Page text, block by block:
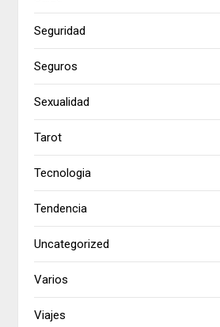
Seguridad
Seguros
Sexualidad
Tarot
Tecnologia
Tendencia
Uncategorized
Varios
Viajes